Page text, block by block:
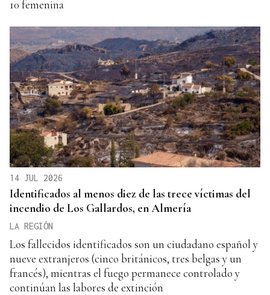
10 femenina
14 JUL 2026
Identificados al menos diez de las trece víctimas del
incendio de Los Gallardos, en Almería
LA REGIÓN
Los fallecidos identificados son un ciudadano español y
nueve extranjeros (cinco británicos, tres belgas y un
francés), mientras el fuego permanece controlado y
continúan las labores de extinción